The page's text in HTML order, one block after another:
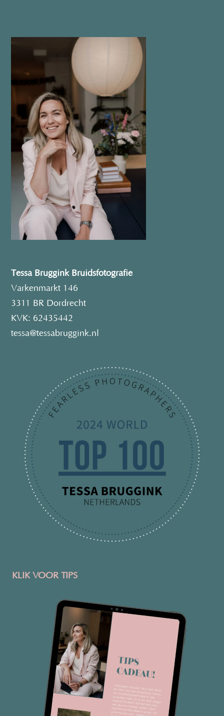
Tessa Bruggink Bruidsfotografie
Varkenmarkt 146
3311 BR Dordrecht
KVK: 62435442
tessa@tessabruggink.nl
KLIK VOOR TIPS